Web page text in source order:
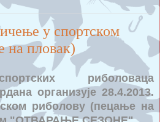
у спортском
на пловак)
риболоваца
организује 28.4.2013.
риболову (пецање на